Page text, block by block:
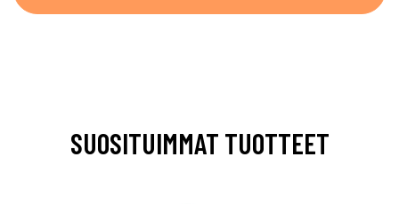
SUOSITUIMMAT TUOTTEET